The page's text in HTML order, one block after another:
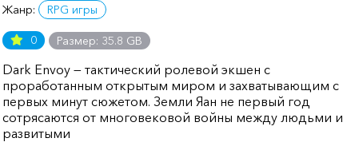
Жанр: RPG игры
0 Размер: 35.8 GB
Dark Envoy — тактический ролевой экшен с
проработанным открытым миром и захватывающим с
первых минут сюжетом. Земли Яан не первый год
сотрясаются от многовековой войны между людьми и
развитыми